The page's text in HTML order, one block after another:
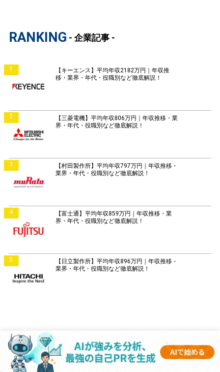
RANKING - 企業記事 -
1
【キーエンス】平均年収2182万円｜年収推
移・業界・年代・役職別など徹底解説！
2
【三菱電機】平均年収806万円｜年収推移・業
界・年代・役職別など徹底解説！
3
【村田製作所】平均年収797万円｜年収推移・
業界・年代・役職別など徹底解説！
4
【富士通】平均年収859万円｜年収推移・業
界・年代・役職別など徹底解説！
5
【日立製作所】平均年収896万円｜年収推移・
業界・年代・役職別など徹底解説！